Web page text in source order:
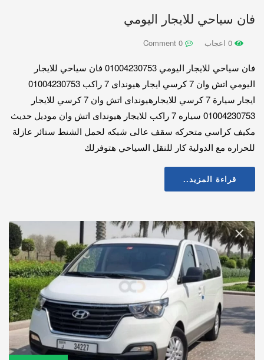
فان سياحي للايجار اليومي
فان سياحي للايجار اليومي 01004230753 فان سياحي للايجار
اليومي اتش وان 7 كرسي ايجار هيونداى 7 راكب 01004230753
ايجار سيارة 7 كرسي للايجارهيونداى اتش وان 7 كرسي للايجار
01004230753 سياره 7 راكب للايجار هيونداى اتش وان موديل حديث
مكيف كراسي متحركه سقف عالى شبكه لحمل الشنط ستائر عازلة
للحراره مع الدولية كار للنقل السياحي هتوفرلك
قراءة المزيد..